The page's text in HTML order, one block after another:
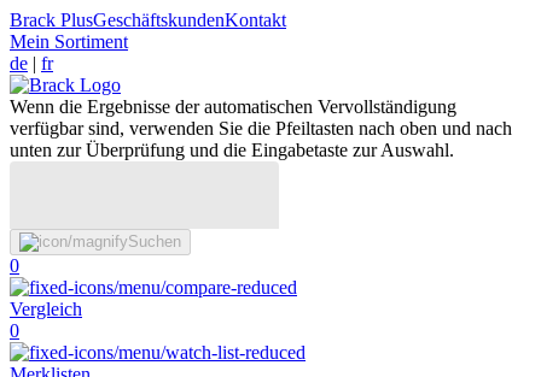
Brack PlusGeschäftskundenKontakt
Mein Sortiment
de | fr
Wenn die Ergebnisse der automatischen Vervollständigung
verfügbar sind, verwenden Sie die Pfeiltasten nach oben und nach
unten zur Überprüfung und die Eingabetaste zur Auswahl.
Suchen
0
Vergleich
0